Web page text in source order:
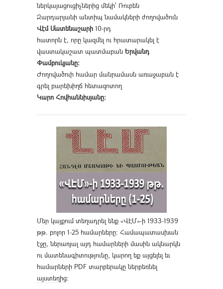
ներկայացուցիչներից մեկի՝ Ռուբեն
Զարդարյանի անտիպ նամակների ժողովածուն
Վէմ Մատենաշարի 10-րդ
հատորն է, որը կազմել ու հրատարակել է
վաստակաշատ պատմաբան Երվանդ
Փամբուկյանը։
Ժողովածուի համար մանրամասն առաջաբան է
գրել բարեխիղճ հետազոտող
Կարո Հովհաննիսյանը։
Մեր կայքում տեղադրել ենք «ՎԷՄ»-ի 1933-1939
թթ. բոլոր 1-25 համարները։ Համապատասխան
էջը, ներառյալ այդ համարների մասին ակնարկն
ու մատենագիտությունը, կարող եք այցելել եւ
համարների PDF տարբերակը ներբեռնել
այստեղից։